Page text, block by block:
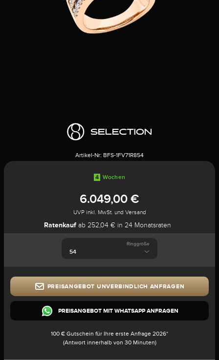
Artikel-Nr: BFS-1FV71R854
4 Wochen
6.049,00 €
UVP inkl. MwSt. und Versand
Ratenkauf ab 252,04 € in 24 Monatsraten
Ringgröße
PREISANGEBOT UNVERBINDLICH ANFRAGEN
PREISANGEBOT MIT WHATSAPP ANFRAGEN
100 € Gutschein für Ihre erste Anfrage 2026*
(Antwort innerhalb von 30 Minuten)